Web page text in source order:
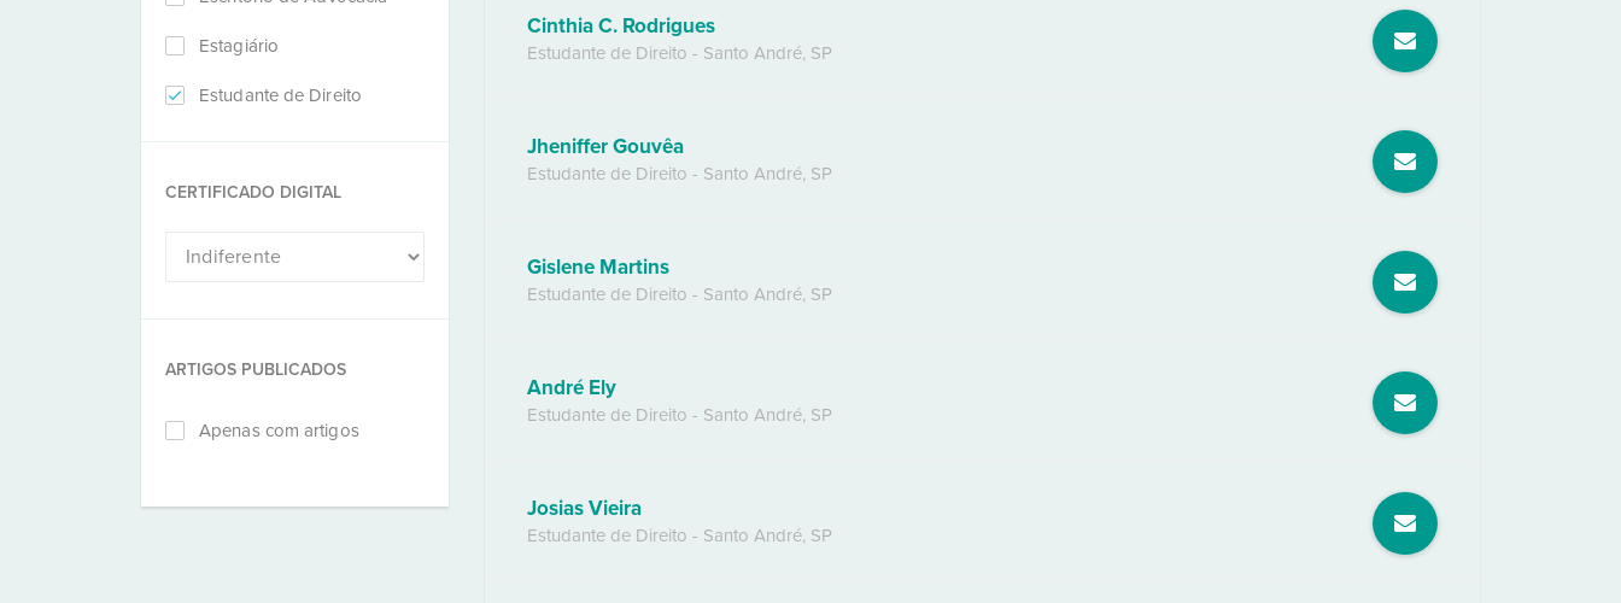
Estagiário
Estudante de Direito
CERTIFICADO DIGITAL
ARTIGOS PUBLICADOS
Apenas com artigos
Cinthia C. Rodrigues
Estudante de Direito - Santo André, SP
Jheniffer Gouvêa
Estudante de Direito - Santo André, SP
Gislene Martins
Estudante de Direito - Santo André, SP
André Ely
Estudante de Direito - Santo André, SP
Josias Vieira
Estudante de Direito - Santo André, SP